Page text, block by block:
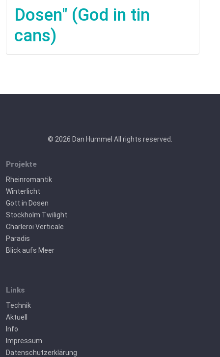
Dosen" (God in tin
cans)
© 2026 Dan Hummel All rights reserved.
Projekte
Rheinromantik
Winterlicht
Gott in Dosen
Stockholm Twilight
Charleroi Verticale
Paradis
Blick aufs Meer
Links
Technik
Aktuell
Info
Impressum
Datenschutzerklärung